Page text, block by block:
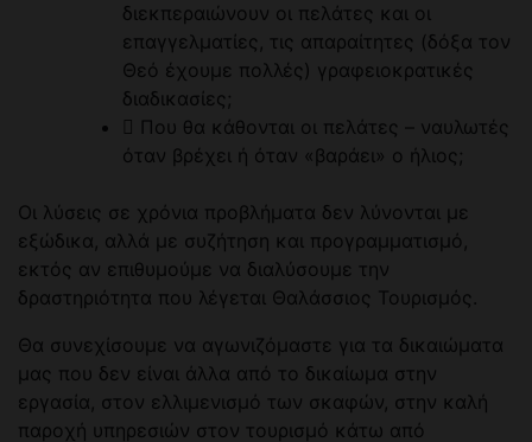
διεκπεραιώνουν οι πελάτες και οι
επαγγελματίες, τις απαραίτητες (δόξα τον
Θεό έχουμε πολλές) γραφειοκρατικές
διαδικασίες;
 Που θα κάθονται οι πελάτες – ναυλωτές
όταν βρέχει ή όταν «βαράει» ο ήλιος;
Οι λύσεις σε χρόνια προβλήματα δεν λύνονται με
εξώδικα, αλλά με συζήτηση και προγραμματισμό,
εκτός αν επιθυμούμε να διαλύσουμε την
δραστηριότητα που λέγεται Θαλάσσιος Τουρισμός.
Θα συνεχίσουμε να αγωνιζόμαστε για τα δικαιώματα
μας που δεν είναι άλλα από το δικαίωμα στην
εργασία, στον ελλιμενισμό των σκαφών, στην καλή
παροχή υπηρεσιών στον τουρισμό κάτω από